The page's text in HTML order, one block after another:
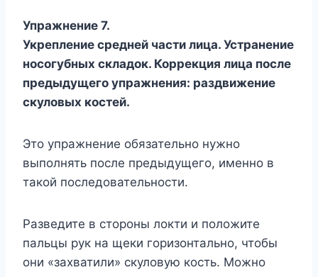
Упражнение 7.
Укрепление средней части лица. Устранение
носогубных складок. Коррекция лица после
предыдущего упражнения: раздвижение
скуловых костей.
Это упражнение обязательно нужно
выполнять после предыдущего, именно в
такой последовательности.
Разведите в стороны локти и положите
пальцы рук на щеки горизонтально, чтобы
они «захватили» скуловую кость. Можно